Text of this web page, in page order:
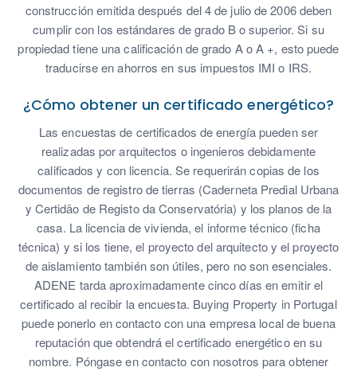
construcción emitida después del 4 de julio de 2006 deben
cumplir con los estándares de grado B o superior. Si su
propiedad tiene una calificación de grado A o A +, esto puede
traducirse en ahorros en sus impuestos IMI o IRS.
¿Cómo obtener un certificado energético?
Las encuestas de certificados de energía pueden ser
realizadas por arquitectos o ingenieros debidamente
calificados y con licencia. Se requerirán copias de los
documentos de registro de tierras (Caderneta Predial Urbana
y Certidão de Registo da Conservatória) y los planos de la
casa. La licencia de vivienda, el informe técnico (ficha
técnica) y si los tiene, el proyecto del arquitecto y el proyecto
de aislamiento también son útiles, pero no son esenciales.
ADENE tarda aproximadamente cinco días en emitir el
certificado al recibir la encuesta. Buying Property in Portugal
puede ponerlo en contacto con una empresa local de buena
reputación que obtendrá el certificado energético en su
nombre. Póngase en contacto con nosotros para obtener